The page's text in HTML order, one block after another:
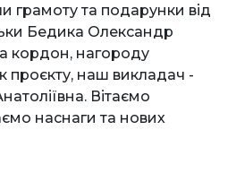
грамоту та подарунки від
Бедика Олександр
кордон, нагороду
проєкту, наш викладач -
Вітаємо
наснаги та нових